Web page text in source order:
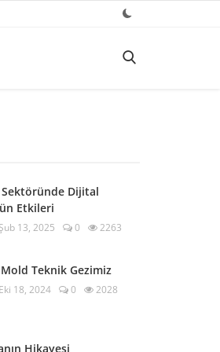
Dijital
Etkileri
Şub 13, 2025 0 2263
Teknik Gezimiz
Eki 18, 2024 0 2028
Hikayesi